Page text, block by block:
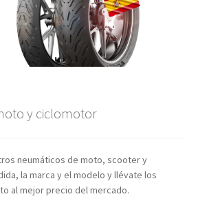
y ciclomotor
neumáticos de moto, scooter y
la marca y el modelo y llévate los
al mejor precio del mercado.